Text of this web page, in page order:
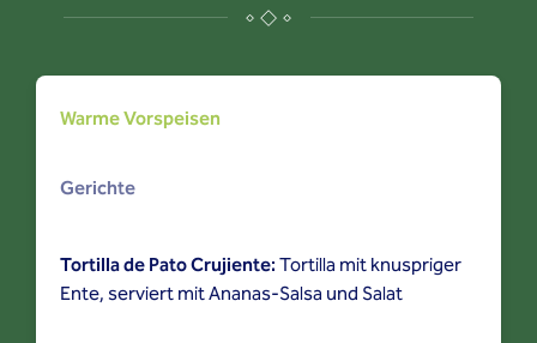
Warme Vorspeisen
Gerichte
Tortilla de Pato Crujiente:Tortilla mit knuspriger
Ente, serviert mit Ananas-Salsa und Salat